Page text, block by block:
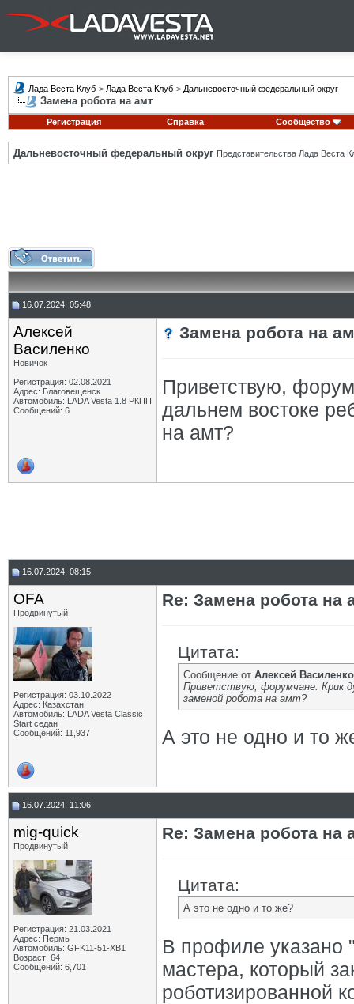
Лада Веста Клуб > Лада Веста Клуб > Дальневосточный федеральный округ
Замена робота на амт
Регистрация Справка Сообщество
Дальневосточный федеральный округ Представительства Лада Веста
16.07.2024, 05:48
Алексей
Василенко
Новичок
Регистрация: 02.08.2021
Адрес: Благовещенск
Автомобиль: LADA Vesta 1.8 РКПП
Сообщений: 6
Замена робота на
Приветствую,
дальнем востоке
на амт?
16.07.2024, 08:15
OFA
Продвинутый
Регистрация: 03.10.2022
Адрес: Казахстан
Автомобиль: LADA Vesta Classic
Start седан
Сообщений: 11,937
Re: Замена робота на
Цитата:
Сообщение от Алексей Василенко
Приветствую, форумчане. Крик
заменой робота на амт?
А это не одно и то
16.07.2024, 11:06
mig-quick
Продвинутый
Регистрация: 21.03.2021
Адрес: Пермь
Автомобиль: GFK11-51-ХВ1
Возраст: 64
Сообщений: 6,701
Re: Замена робота на
Цитата:
А это не одно и то же?
В профиле указано
мастера, который
роботизированной